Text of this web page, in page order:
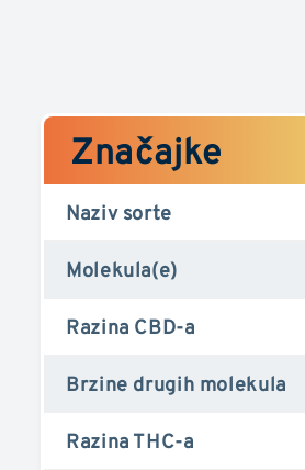
Značajke
Naziv sorte
Molekula(e)
Razina CBD-a
Brzine drugih molekula
Razina THC-a